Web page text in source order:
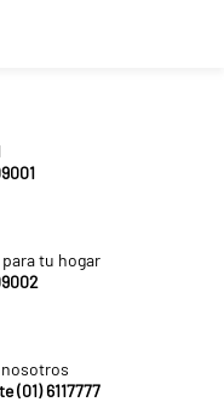
tu hogar
(01) 6117777